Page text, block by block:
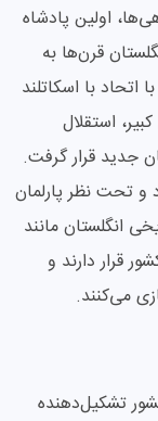
اولین پادشاه
قرن‌ها به
با اسکاتلند
کبیر، استقلال
جدید قرار گرفت.
و تحت نظر پارلمان
انگلستان مانند
قرار دارند و
می‌کنند.
تشکیل‌دهنده